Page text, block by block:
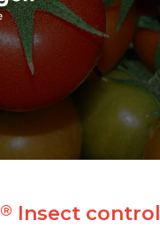
® Insect control